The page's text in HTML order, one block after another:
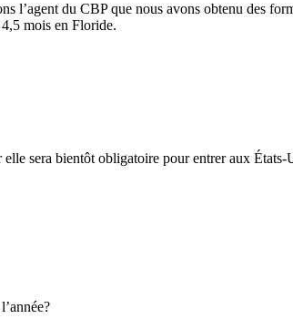
du CBP que nous avons obtenu des
mois en Floride.
sera bientôt obligatoire pour entrer aux